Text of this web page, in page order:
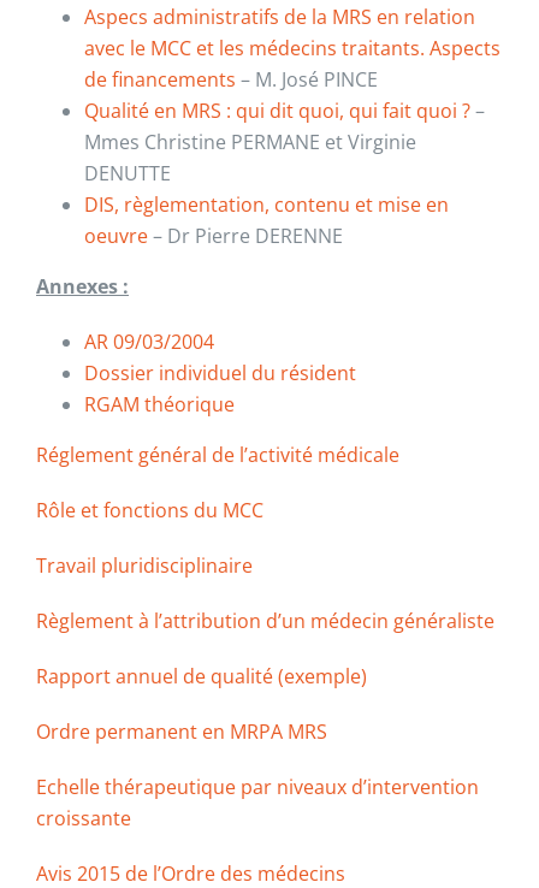
Aspecs administratifs de la MRS en relation
avec le MCC et les médecins traitants. Aspects
de financements – M. José PINCE
Qualité en MRS : qui dit quoi, qui fait quoi ?–
Mmes Christine PERMANE et Virginie
DENUTTE
DIS, règlementation, contenu et mise en
oeuvre– Dr Pierre DERENNE
Annexes :
AR 09/03/2004
Dossier individuel du résident
RGAM théorique
Réglement général de l’activité médicale
Rôle et fonctions du MCC
Travail pluridisciplinaire
Règlement à l’attribution d’un médecin généraliste
Rapport annuel de qualité (exemple)
Ordre permanent en MRPA MRS
Echelle thérapeutique par niveaux d’intervention
croissante
Avis 2015 de l’Ordre des médecins